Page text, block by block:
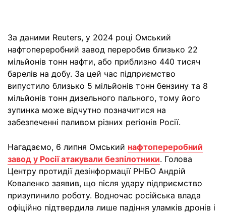
За даними Reuters, у 2024 році Омський
нафтопереробний завод переробив близько 22
мільйонів тонн нафти, або приблизно 440 тисяч
барелів на добу. За цей час підприємство
випустило близько 5 мільйонів тонн бензину та 8
мільйонів тонн дизельного пального, тому його
зупинка може відчутно позначитися на
забезпеченні паливом різних регіонів Росії.
Нагадаємо, 6 липня Омський нафтопереробний
завод у Росії атакували безпілотники. Голова
Центру протидії дезінформації РНБО Андрій
Коваленко заявив, що після удару підприємство
призупинило роботу. Водночас російська влада
офіційно підтвердила лише падіння уламків дронів і